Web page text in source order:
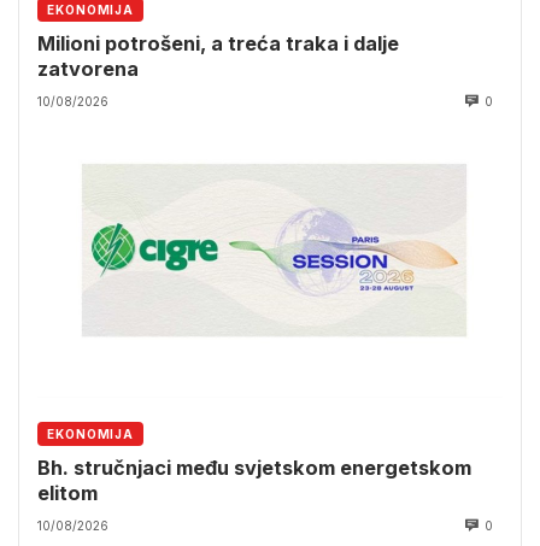
EKONOMIJA
Milioni potrošeni, a treća traka i dalje
zatvorena
10/08/2026 0
EKONOMIJA
Bh. stručnjaci među svjetskom energetskom
elitom
10/08/2026 0